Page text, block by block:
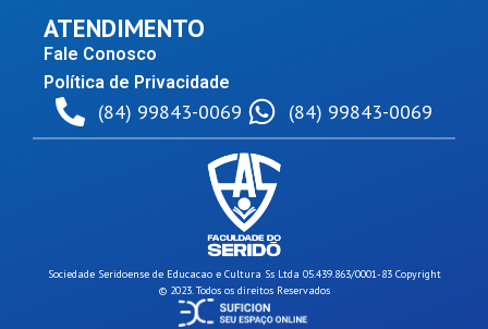
ATENDIMENTO
Fale Conosco
Política de Privacidade
(84) 99843-0069 (84) 99843-0069
Sociedade Seridoense de Educacao e Cultura Ss Ltda 05.439.863/0001-83 Copyright
© 2023. Todos os direitos Reservados